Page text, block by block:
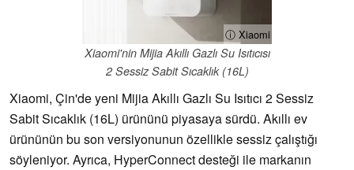
ⓘ Xiaomi
Xiaomi'nin Mijia Akıllı Gazlı Su Isıtıcısı
2 Sessiz Sabit Sıcaklık (16L)
Xiaomi, Çin'de yeni Mijia Akıllı Gazlı Su Isıtıcı 2 Sessiz
Sabit Sıcaklık (16L) ürününü piyasaya sürdü. Akıllı ev
ürününün bu son versiyonunun özellikle sessiz çalıştığı
söyleniyor. Ayrıca, HyperConnect desteği ile markanın